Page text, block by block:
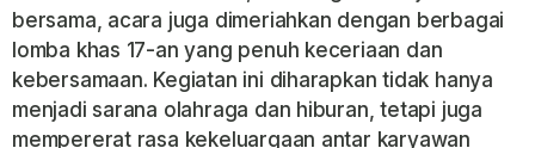
bersama, acara juga dimeriahkan dengan berbagai
lomba khas 17-an yang penuh keceriaan dan
kebersamaan. Kegiatan ini diharapkan tidak hanya
menjadi sarana olahraga dan hiburan, tetapi juga
mempererat rasa kekeluargaan antar karyawan